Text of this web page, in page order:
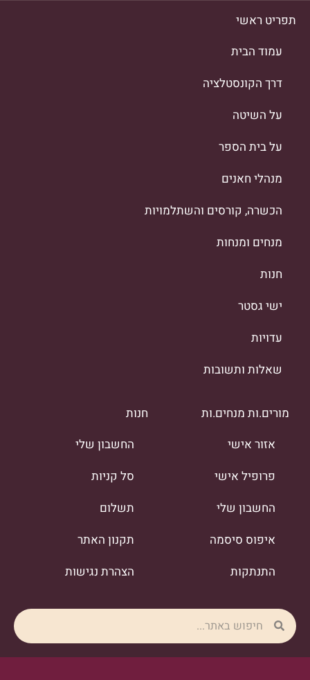
תפריט ראשי
עמוד הבית
דרך הקונסטלציה
על השיטה
על בית הספר
מנהלי חאנים
הכשרה, קורסים והשתלמויות
מנחים ומנחות
חנות
ישי גסטר
עדויות
שאלות ותשובות
מורים.ות מנחים.ות
אזור אישי
פרופיל אישי
החשבון שלי
איפוס סיסמה
התנתקות
חנות
החשבון שלי
סל קניות
תשלום
תקנון האתר
הצהרת נגישות
Search
Search